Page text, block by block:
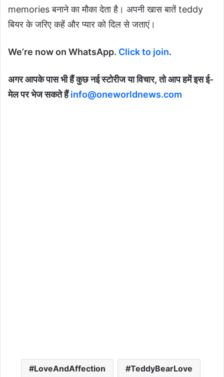
memories बनाने का मौका देता है। अपनी खास बातें teddy
बियर के जरिए कहें और प्यार को दिल से जताएं।
We’re now on WhatsApp. Click to join.
अगर आपके पास भी हैं कुछ नई स्टोरीज या विचार, तो आप हमें इस ई-
मेल पर भेज सकते हैंinfo@oneworldnews.com
LoveAndAffection TeddyBearLove